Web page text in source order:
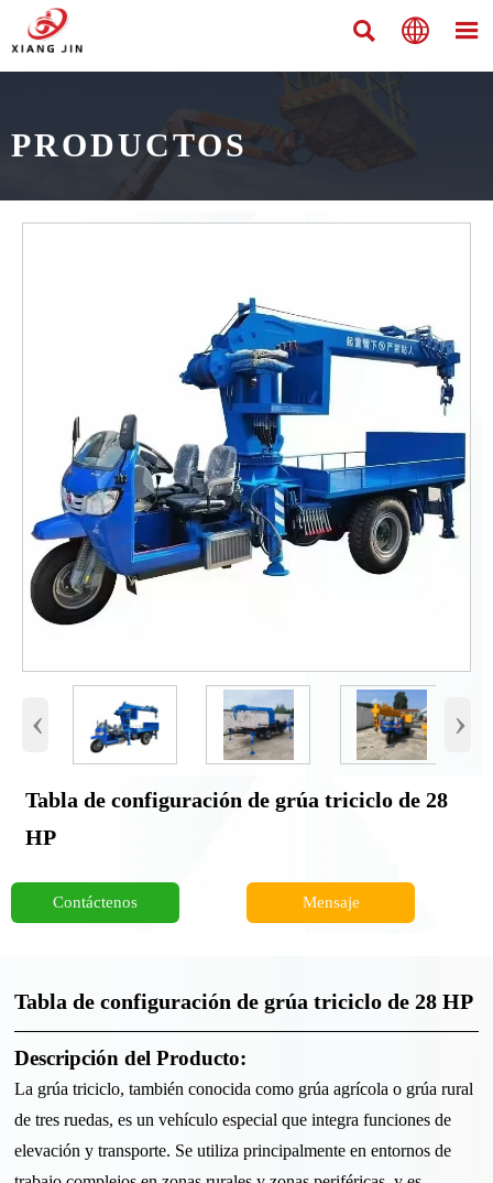
  
PRODUCTOS
‹ ›
Tabla de configuración de grúa triciclo de 28
HP
Contáctenos Mensaje
Tabla de configuración de grúa triciclo de 28 HP
Descripción del Producto:
La grúa triciclo, también conocida como grúa agrícola o grúa rural
de tres ruedas, es un vehículo especial que integra funciones de
elevación y transporte. Se utiliza principalmente en entornos de